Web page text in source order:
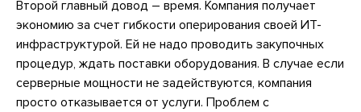
Второй главный довод – время. Компания получает
экономию за счет гибкости оперирования своей ИТ-
инфраструктурой. Ей не надо проводить закупочных
процедур, ждать поставки оборудования. В случае если
серверные мощности не задействуются, компания
просто отказывается от услуги. Проблем с